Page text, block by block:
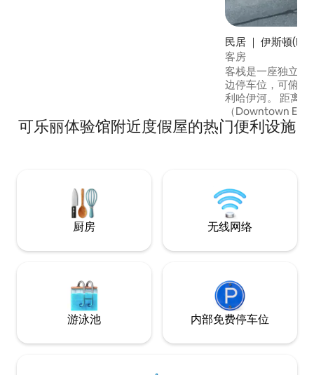
民居 ｜ 伊斯顿
客房
客栈是一座独立的
边停车位，可俯瞰
利哈伊河。 距离
（Downtown
（Delaware River
River）仅几步之
75英里。 这栋可
的绝佳家园，或是
可乐丽体验馆附近度假屋的热门便利设施
厨房 无线网络
游泳池 内部免费停车位